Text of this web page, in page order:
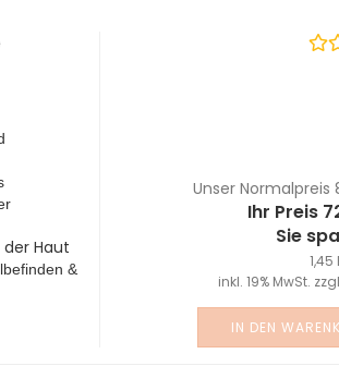
Haut
&
Unser Normalpreis
Ihr Preis
Sie
1,45
inkl. 19% MwSt.
IN DEN